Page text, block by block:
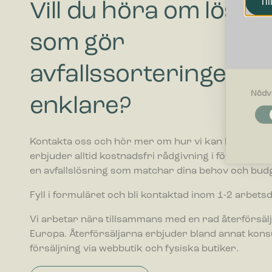
Cookies
Vill du höra om
som gör
avfallssorteringen
enklare?
Kontakta oss och hör mer om hur vi kan hjälpa ditt
erbjuder alltid kostnadsfri rådgivning i förhållande
en avfallslösning som matchar dina behov och
Fyll i formuläret och bli kontaktad inom 1-2
Vi arbetar nära tillsammans med en rad
Europa. Återförsäljarna erbjuder bland annat
försäljning via webbutik och fysiska butiker.